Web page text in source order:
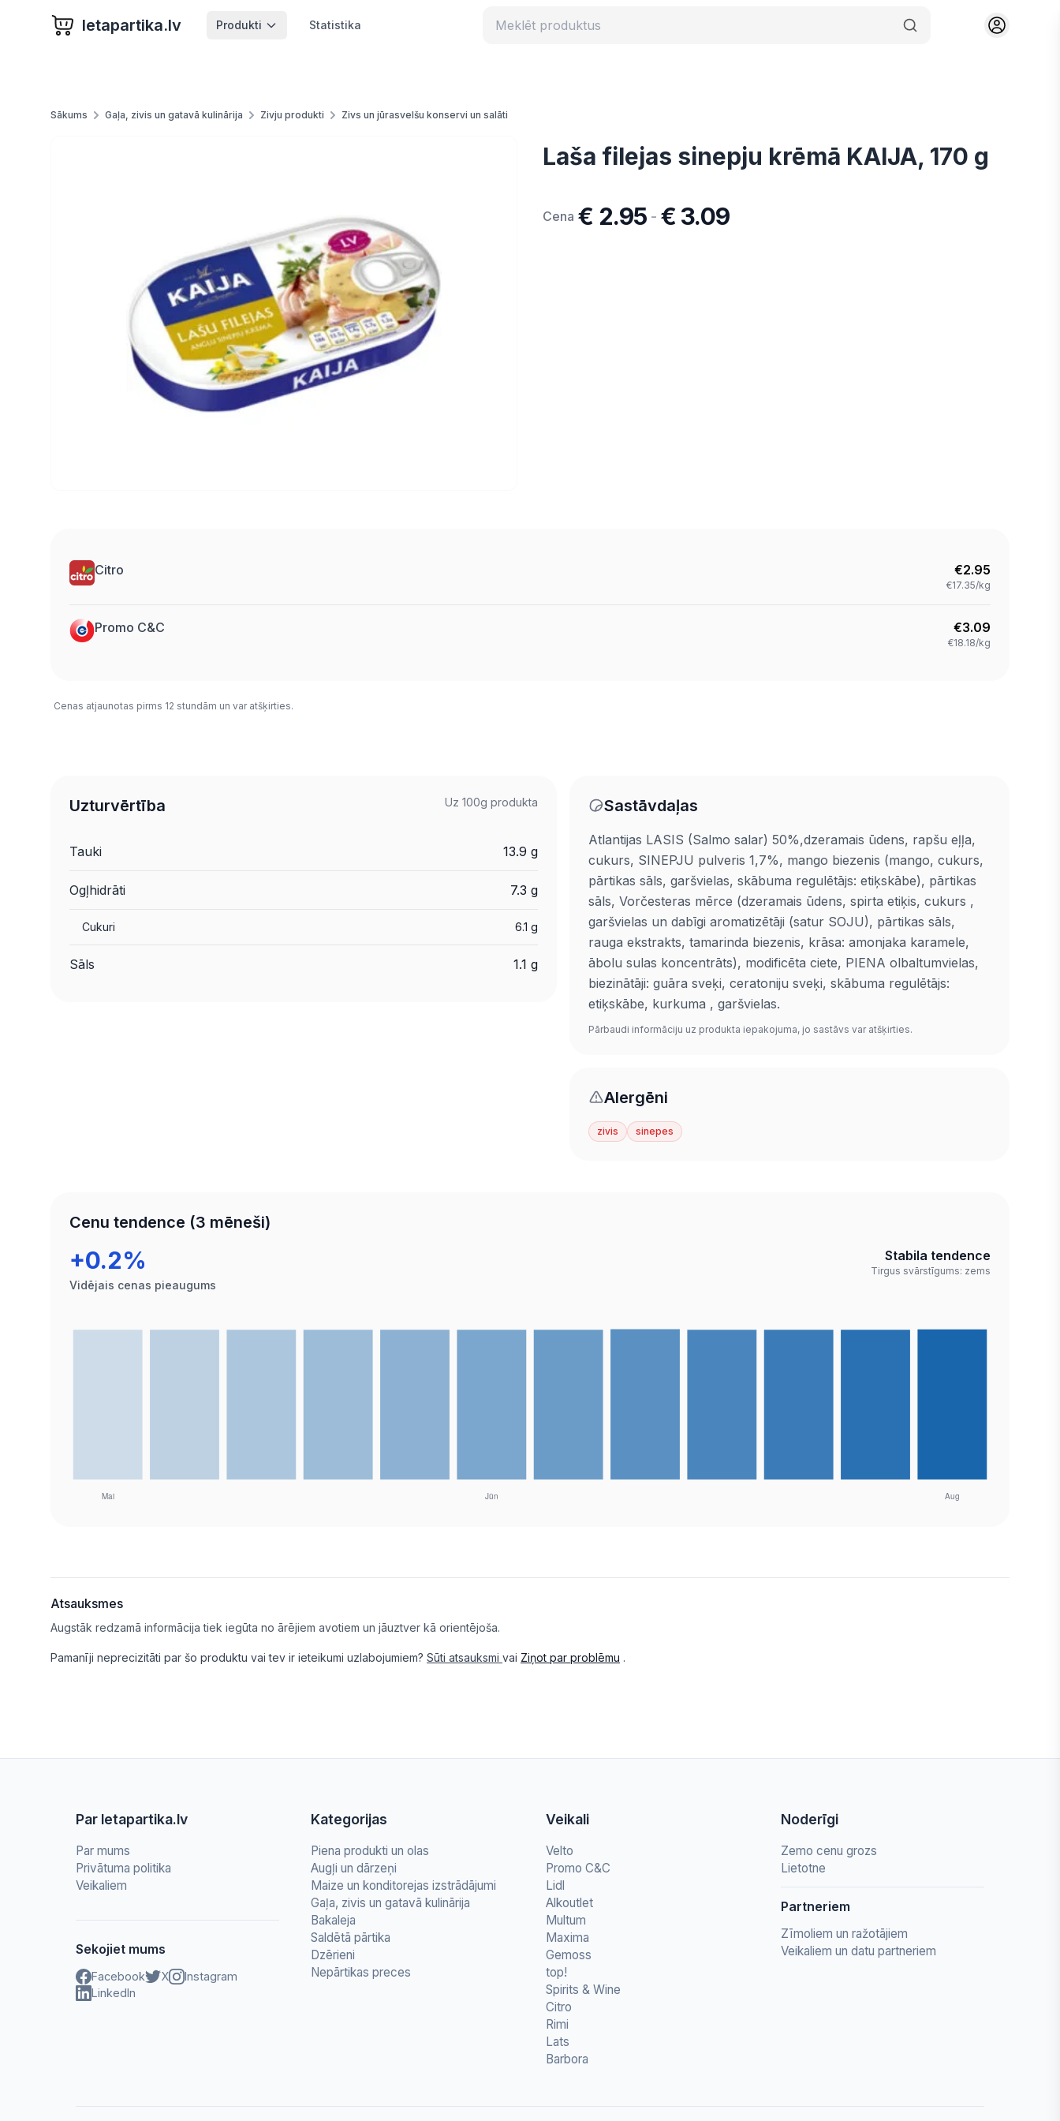
letapartika.lv Produkti Statistika
Sākums Gaļa, zivis un gatavā kulinārija Zivju produkti Zivs un jūrasvelšu konservi un salāti
Laša filejas sinepju krēmā KAIJA, 170 g
Cena € 2.95 - € 3.09
Citro €2.95
€17.35/kg
Promo C&C €3.09
€18.18/kg
Cenas atjaunotas pirms 12 stundām un var atšķirties.
Uzturvērtība Uz 100g produkta
Tauki 13.9 g
Ogļhidrāti 7.3 g
Cukuri 6.1 g
Sāls 1.1 g
Sastāvdaļas
Atlantijas LASIS (Salmo salar) 50%,dzeramais ūdens, rapšu eļļa,
cukurs, SINEPJU pulveris 1,7%, mango biezenis (mango, cukurs,
pārtikas sāls, garšvielas, skābuma regulētājs: etiķskābe), pārtikas
sāls, Vorčesteras mērce (dzeramais ūdens, spirta etiķis, cukurs ,
garšvielas un dabīgi aromatizētāji (satur SOJU), pārtikas sāls,
rauga ekstrakts, tamarinda biezenis, krāsa: amonjaka karamele,
ābolu sulas koncentrāts), modificēta ciete, PIENA olbaltumvielas,
biezinātāji: guāra sveķi, ceratoniju sveķi, skābuma regulētājs:
etiķskābe, kurkuma , garšvielas.
Pārbaudi informāciju uz produkta iepakojuma, jo sastāvs var atšķirties.
Alergēni
zivis sinepes
Cenu tendence (3 mēneši)
+0.2%
Vidējais cenas pieaugums
Stabila tendence
Tirgus svārstīgums: zems
Atsauksmes
Augstāk redzamā informācija tiek iegūta no ārējiem avotiem un jāuztver kā orientējoša.
Pamanīji neprecizitāti par šo produktu vai tev ir ieteikumi uzlabojumiem? Sūti atsauksmi vai Ziņot par problēmu .
Par letapartika.lv
Par mums
Privātuma politika
Veikaliem
Sekojiet mums
Facebook X
Instagram
LinkedIn
Kategorijas
Piena produkti un olas
Augļi un dārzeņi
Maize un konditorejas izstrādājumi
Gaļa, zivis un gatavā kulinārija
Bakaleja
Saldētā pārtika
Dzērieni
Nepārtikas preces
Veikali
Velto
Promo C&C
Lidl
Alkoutlet
Multum
Maxima
Gemoss
top!
Spirits & Wine
Citro
Rimi
Lats
Barbora
Noderīgi
Zemo cenu grozs
Lietotne
Partneriem
Zīmoliem un ražotājiem
Veikaliem un datu partneriem